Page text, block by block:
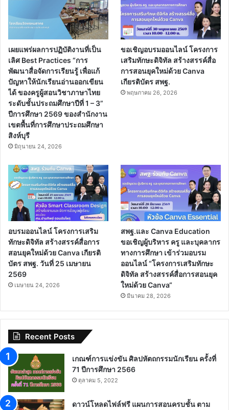
เผยแพร่ผลการปฏิบัติงานที่เป็น
เลิศ Best Practices “การ
พัฒนาสื่อจัดการเรียนรู้ เพื่อแก้
ปัญหาให้นักเรียนอ่านออกเขียน
ได้ ของครูผู้สอนวิชาภาษาไทย
ระดับชั้นประถมศึกษาปีที่ 1 – 3”
ปีการศึกษา 2569 ของสำนักงาน
เขตพื้นที่การศึกษาประถมศึกษา
สิงห์บุรี
มิถุนายน 24, 2026
ขอเชิญอบรมออนไลน์ โครงการ
เสริมทักษะดิจิทัล สร้างสรรค์สื่อ
การสอนยุคใหม่ด้วย Canva
เกียรติบัตร สพฐ.
พฤษภาคม 26, 2026
อบรมออนไลน์ โครงการเสริม
ทักษะดิจิทัล สร้างสรรค์สื่อการ
สอนยุคใหม่ด้วย Canva เกียรติ
บัตร สพฐ. วันที่ 25 เมษายน
2569
เมษายน 24, 2026
สพฐ.และ Canva Education
ขอเชิญผู้บริหาร ครู และบุคลากร
ทางการศึกษา เข้าร่วมอบรม
ออนไลน์ “โครงการเสริมทักษะ
ดิจิทัล สร้างสรรค์สื่อการสอนยุค
ใหม่ด้วย Canva“
มีนาคม 28, 2026
Recent Posts
เกณฑ์การแข่งขัน ศิลปหัตถกรรมนักเรียน ครั้งที่
71 ปีการศึกษา 2566
ตุลาคม 5, 2022
ดาวน์โหลดไฟล์ฟรี แผนการสอนครบชั้น ตาม